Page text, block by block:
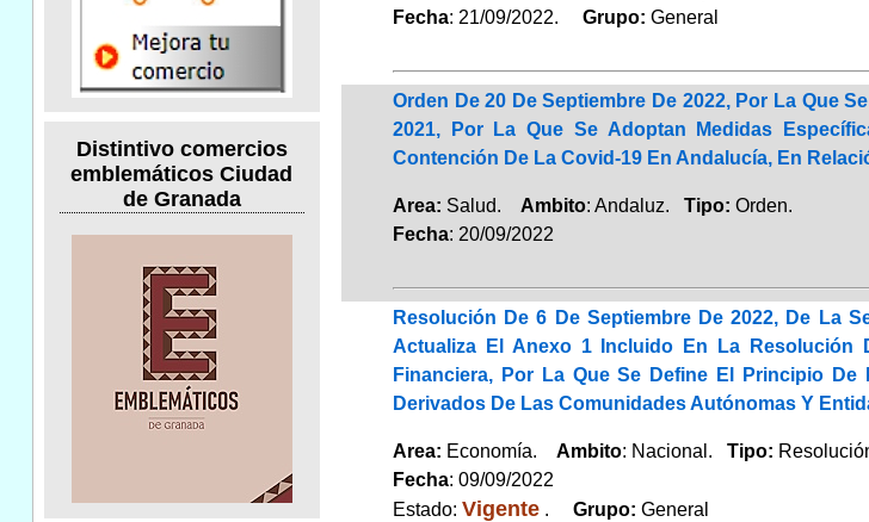
Distintivo comercios
emblemáticos Ciudad
de Granada
Fecha: 21/09/2022. Grupo: General
Orden De 20 De Septiembre De 2022, Por La Que
2021, Por La Que Se Adoptan Medidas
Contención De La Covid-19 En Andalucía, En
Area: Salud. Ambito: Andaluz. Tipo: Orden.
Fecha: 20/09/2022
Resolución De 6 De Septiembre De 2022, De La
Actualiza El Anexo 1 Incluido En La Resolución
Financiera, Por La Que Se Define El Principio
Derivados De Las Comunidades Autónomas Y
Area: Economía. Ambito: Nacional. Tipo:
Fecha: 09/09/2022
Estado: Vigente. Grupo: General